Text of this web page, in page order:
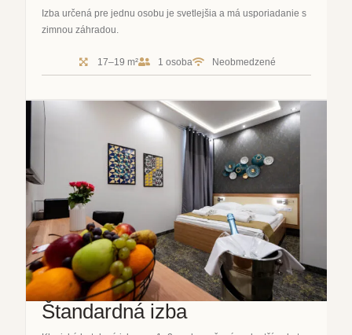
Izba určená pre jednu osobu je svetlejšia a má usporiadanie s
zimnou záhradou.
17–19 m² 1 osoba Neobmedzené
Štandardná izba